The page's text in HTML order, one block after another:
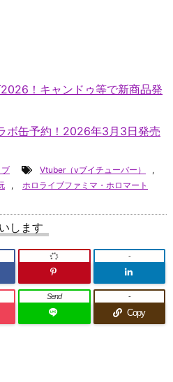
！キャンドゥ等で新商品発
ボ缶予約！2026年3月3日発売
Vtuber（vブイチューバー）
,
, ホロライブファミマ・ホロマート
します
-
Send
Copy
-